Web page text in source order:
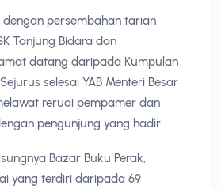
dengan persembahan tarian
Tanjung Bidara dan
datang daripada Kumpulan
selesai YAB Menteri Besar
reruai pempamer dan
pengunjung yang hadir.
Bazar Buku Perak,
yang terdiri daripada 69